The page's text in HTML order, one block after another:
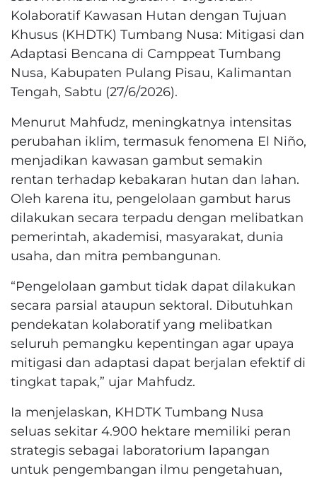
Kolaboratif Kawasan Hutan dengan Tujuan
Khusus (KHDTK) Tumbang Nusa: Mitigasi dan
Adaptasi Bencana di Camppeat Tumbang
Nusa, Kabupaten Pulang Pisau, Kalimantan
Tengah, Sabtu (27/6/2026).
Menurut Mahfudz, meningkatnya intensitas
perubahan iklim, termasuk fenomena El Niño,
menjadikan kawasan gambut semakin
rentan terhadap kebakaran hutan dan lahan.
Oleh karena itu, pengelolaan gambut harus
dilakukan secara terpadu dengan melibatkan
pemerintah, akademisi, masyarakat, dunia
usaha, dan mitra pembangunan.
“Pengelolaan gambut tidak dapat dilakukan
secara parsial ataupun sektoral. Dibutuhkan
pendekatan kolaboratif yang melibatkan
seluruh pemangku kepentingan agar upaya
mitigasi dan adaptasi dapat berjalan efektif di
tingkat tapak,” ujar Mahfudz.
Ia menjelaskan, KHDTK Tumbang Nusa
seluas sekitar 4.900 hektare memiliki peran
strategis sebagai laboratorium lapangan
untuk pengembangan ilmu pengetahuan,